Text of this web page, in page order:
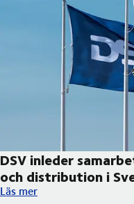
DSV inleder
och distribution i
DSV inleder samarbete
Läs mer